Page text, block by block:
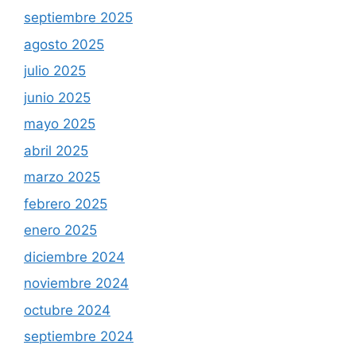
septiembre 2025
agosto 2025
julio 2025
junio 2025
mayo 2025
abril 2025
marzo 2025
febrero 2025
enero 2025
diciembre 2024
noviembre 2024
octubre 2024
septiembre 2024